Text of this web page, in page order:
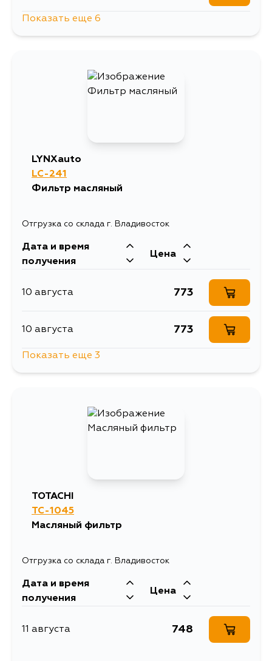
876
15 августа
Показать еще 6
LYNXauto
LC-241
Фильтр масляный
Отгрузка со склада г. Владивосток
Дата и время
получения
Цена
10 августа 773
10 августа 773
Показать еще 3
TOTACHI
TC-1045
Масляный фильтр
Отгрузка со склада г. Владивосток
Дата и время
получения
Цена
11 августа 748